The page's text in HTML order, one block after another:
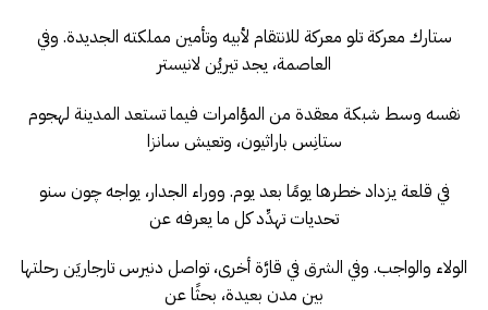
ستارك معركة تلو معركة للانتقام لأبيه وتأمين مملكته الجديدة. وفي
العاصمة، يجد تيريُن لانيستر
نفسه وسط شبكة معقدة من المؤامرات فيما تستعد المدينة لهجوم
ستانِس باراثيون، وتعيش سانزا
في قلعة يزداد خطرها يومًا بعد يوم. ووراء الجدار، يواجه چون سنو
تحديات تهدِّد كل ما يعرفه عن
الولاء والواجب. وفي الشرق في قارَّة أخرى، تواصل دنيرس تارجاريَن رحلتها
بين مدن بعيدة، بحثًا عن